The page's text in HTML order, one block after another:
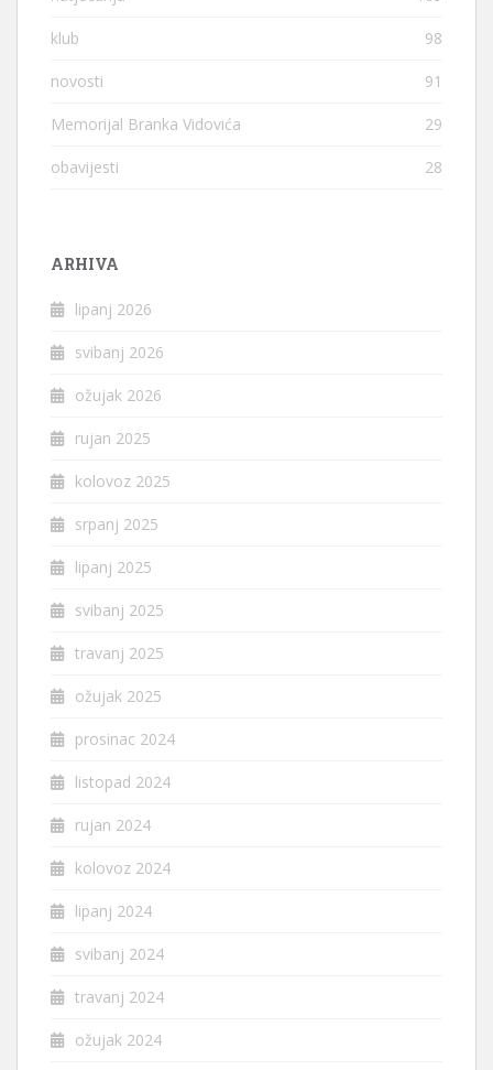
klub 98
novosti 91
Memorijal Branka Vidovića 29
obavijesti 28
ARHIVA
lipanj 2026
svibanj 2026
ožujak 2026
rujan 2025
kolovoz 2025
srpanj 2025
lipanj 2025
svibanj 2025
travanj 2025
ožujak 2025
prosinac 2024
listopad 2024
rujan 2024
kolovoz 2024
lipanj 2024
svibanj 2024
travanj 2024
ožujak 2024